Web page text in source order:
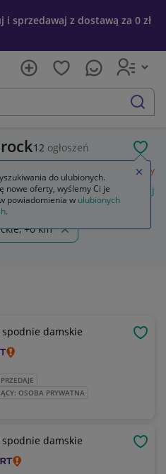
i sprzedawaj z dostawą za 0 zł
szukaj
12 ogłoszeń
Jeansy
jeansy wendy trendy
+0 km
damskie
OSOBA PRYWATNA
damskie
do ulubionych.
nowe oferty, wyślemy Ci je
powiadomienia w ulubionych
.